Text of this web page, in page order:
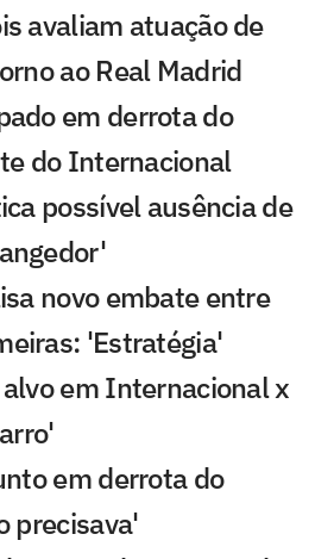
avaliam atuação de
ao Real Madrid
em derrota do
do Internacional
possível ausência de
novo embate entre
'Estratégia'
em Internacional x
em derrota do
precisava'